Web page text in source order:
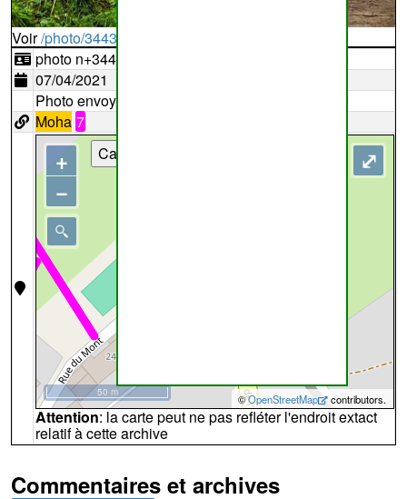
Voir/photo/344353?typ=d
photo n+344353
07/04/2021
Photo envoyée par
Moha 7
©OpenStreetMap contributors.
50 m
+
−
⤢
Cartes
Attention: la carte peut ne pas refléter l'endroit extact
relatif à cette archive
Commentaires et archives